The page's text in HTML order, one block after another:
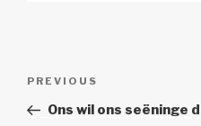
Previous
Post
PREVIOUS
Ons wil ons seëninge